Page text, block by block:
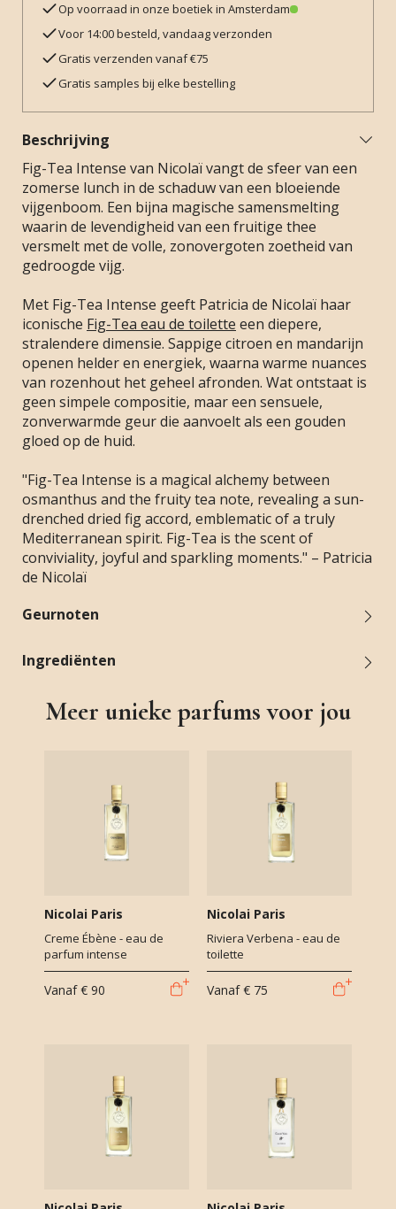
Op voorraad in onze boetiek in Amsterdam
Voor 14:00 besteld, vandaag verzonden
Gratis verzenden vanaf €75
Gratis samples bij elke bestelling
Beschrijving
Fig-Tea Intense van Nicolaï vangt de sfeer van een
zomerse lunch in de schaduw van een bloeiende
vijgenboom. Een bijna magische samensmelting
waarin de levendigheid van een fruitige thee
versmelt met de volle, zonovergoten zoetheid van
gedroogde vijg.
Met Fig-Tea Intense geeft Patricia de Nicolaï haar
iconische Fig-Tea eau de toilette een diepere,
stralendere dimensie. Sappige citroen en mandarijn
openen helder en energiek, waarna warme nuances
van rozenhout het geheel afronden. Wat ontstaat is
geen simpele compositie, maar een sensuele,
zonverwarmde geur die aanvoelt als een gouden
gloed op de huid.
"Fig-Tea Intense is a magical alchemy between
osmanthus and the fruity tea note, revealing a sun-
drenched dried fig accord, emblematic of a truly
Mediterranean spirit. Fig-Tea is the scent of
conviviality, joyful and sparkling moments." – Patricia
de Nicolaï
Geurnoten
Ingrediënten
Meer unieke parfums voor jou
Nicolai Paris
Creme Ébène - eau de
parfum intense
Vanaf € 90
Nicolai Paris
Riviera Verbena - eau de
toilette
Vanaf € 75